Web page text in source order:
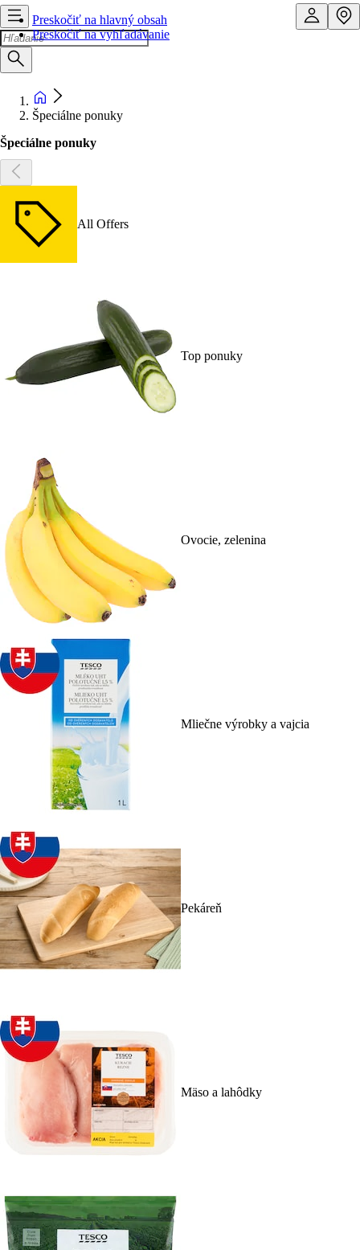
Preskočiť na hlavný obsah
Preskočiť na vyhľadávanie
Špeciálne ponuky
Špeciálne ponuky
All Offers
Top ponuky
Ovocie, zelenina
Mliečne výrobky a vajcia
Pekáreň
Mäso a lahôdky